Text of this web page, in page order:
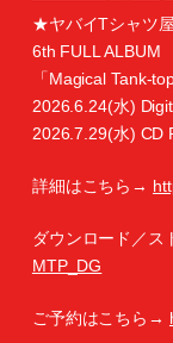
★ヤバイTシャツ
6th FULL ALBUM
「Magical Tank-
2026.6.24(水)
2026.7.29(水) CD
詳細はこちら→
ダウンロード／
MTP_DG
ご予約はこちら→